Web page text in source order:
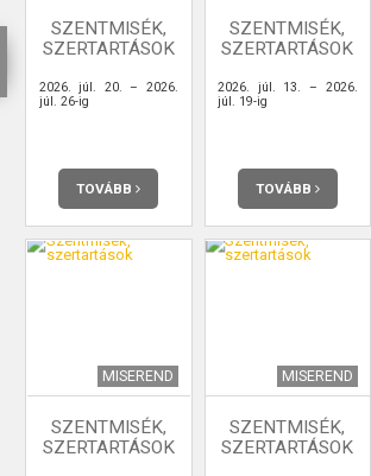
SZENTMISÉK,
SZERTARTÁSOK
2026. júl. 20. – 2026.
júl. 26-ig
TOVÁBB
SZENTMISÉK,
SZERTARTÁSOK
2026. júl. 13. – 2026.
júl. 19-ig
TOVÁBB
MISEREND
SZENTMISÉK,
SZERTARTÁSOK
MISEREND
SZENTMISÉK,
SZERTARTÁSOK